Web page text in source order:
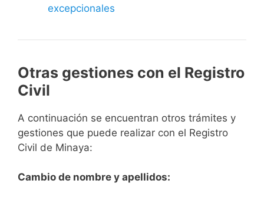
excepcionales
Otras gestiones con el Registro
Civil
A continuación se encuentran otros trámites y
gestiones que puede realizar con el Registro
Civil de Minaya:
Cambio de nombre y apellidos: